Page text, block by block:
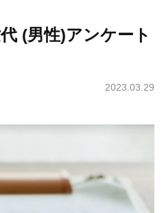
(男性)アンケート
2023.03.29